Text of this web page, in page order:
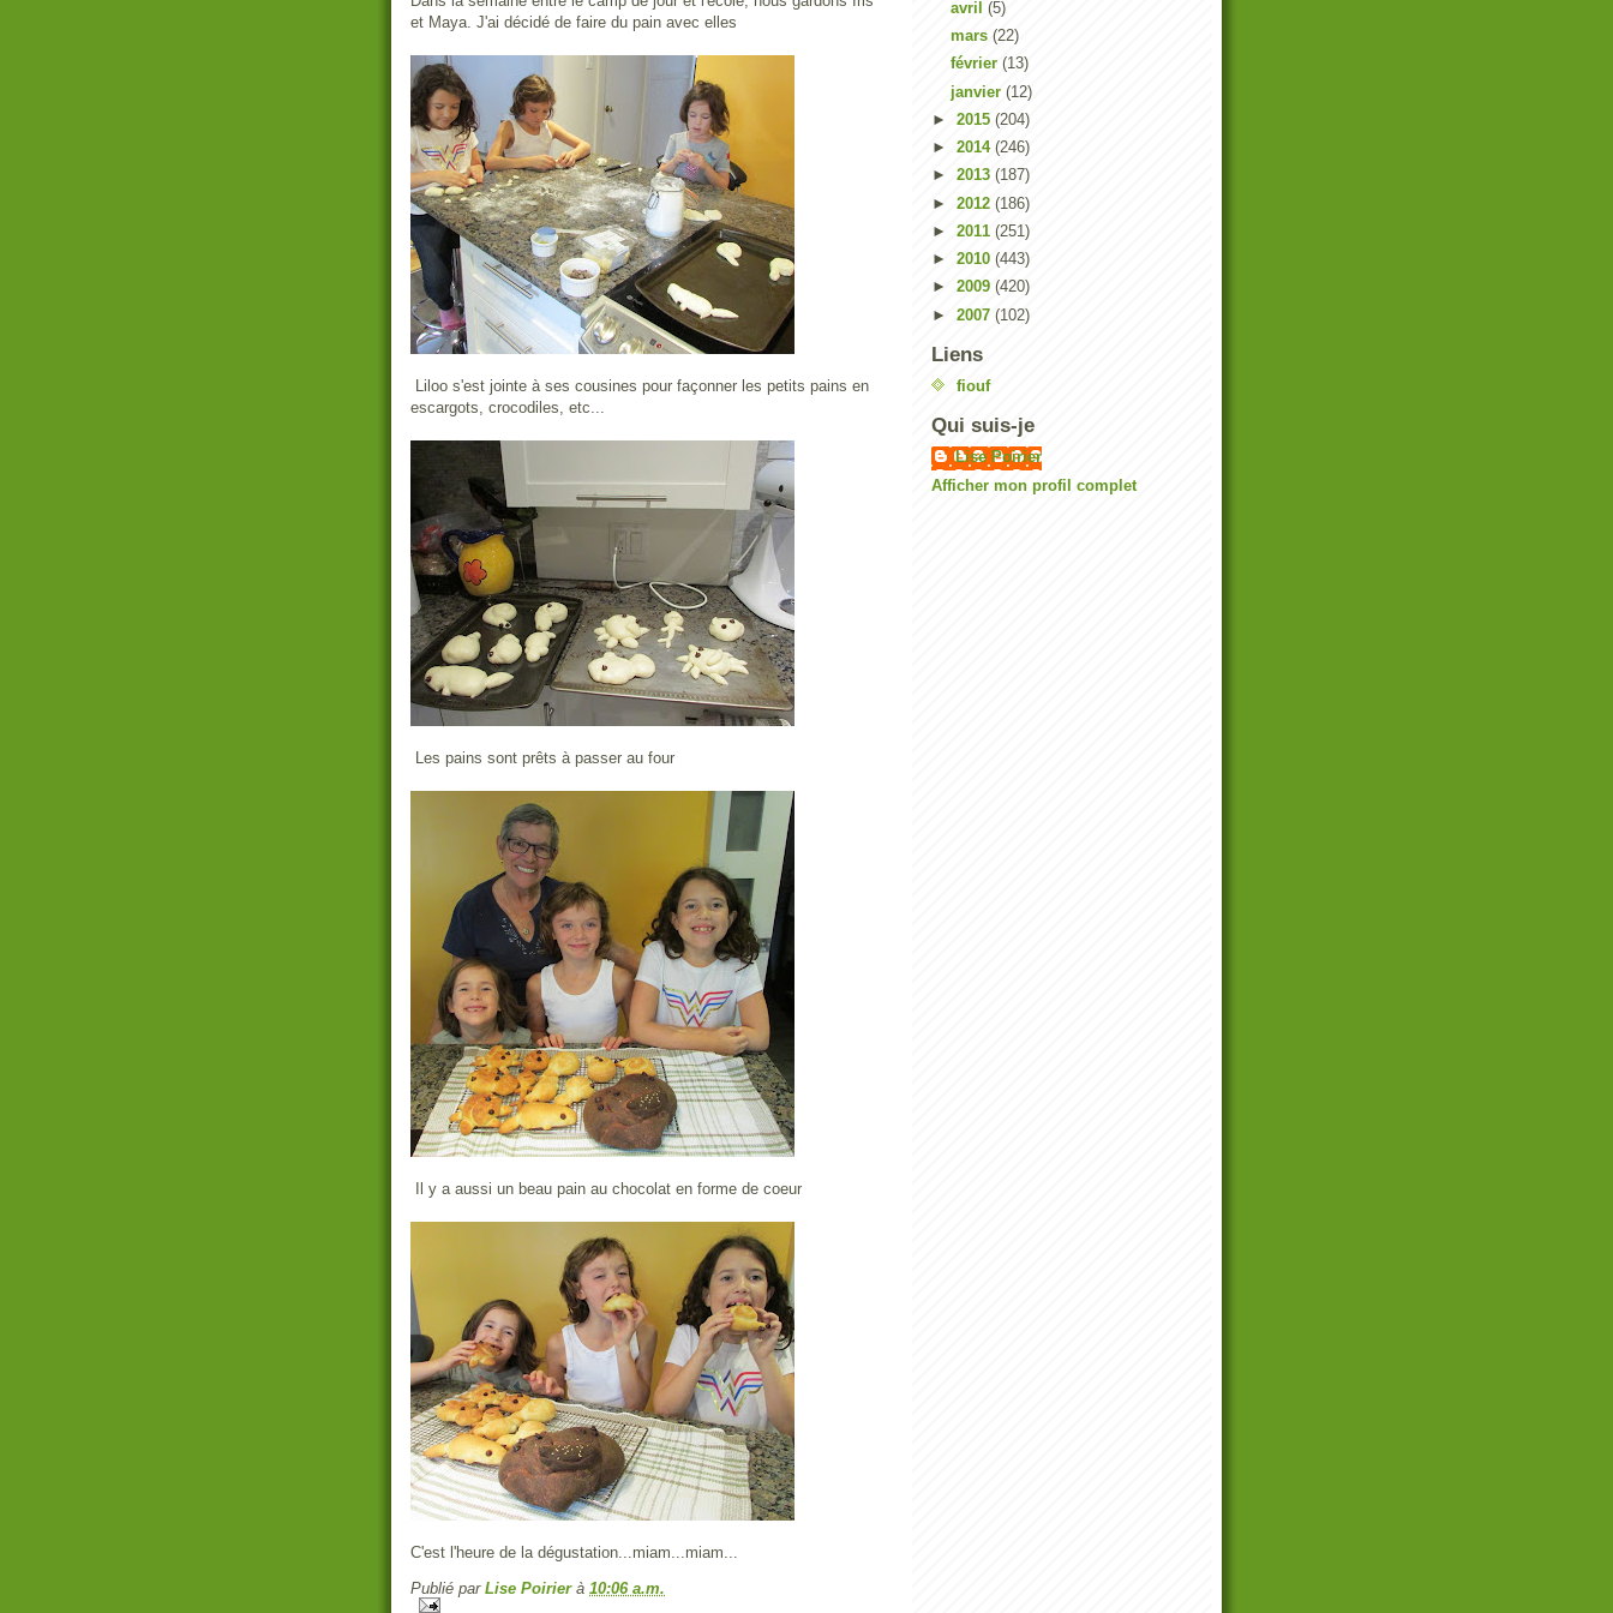
et Maya. J'ai décidé de faire du pain avec elles
Liloo s'est jointe à ses cousines pour façonner les petits pains en
escargots, crocodiles, etc...
Les pains sont prêts à passer au four
Il y a aussi un beau pain au chocolat en forme de coeur
C'est l'heure de la dégustation...miam...miam...
Publié par Lise Poirier à 10:06 a.m.
avril (5)
mars (22)
février (13)
janvier (12)
► 2015 (204)
► 2014 (246)
► 2013 (187)
► 2012 (186)
► 2011 (251)
► 2010 (443)
► 2009 (420)
► 2007 (102)
Liens
fiouf
Qui suis-je
Lise Poirier
Afficher mon profil complet